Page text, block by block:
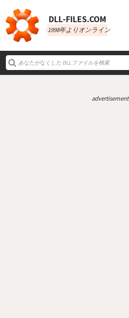
DLL‑FILES.COM
1998年よりオンライン
advertisement